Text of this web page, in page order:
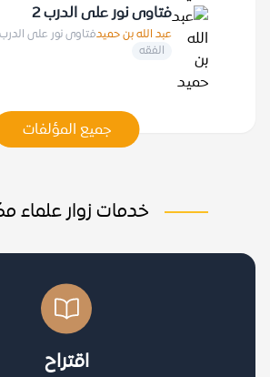
فتاوى نور على الدرب 2
عبد الله بن حميدفتاوى نور على الدرب
الفقه
جميع المؤلفات
خدمات زوار علماء
اقتراح